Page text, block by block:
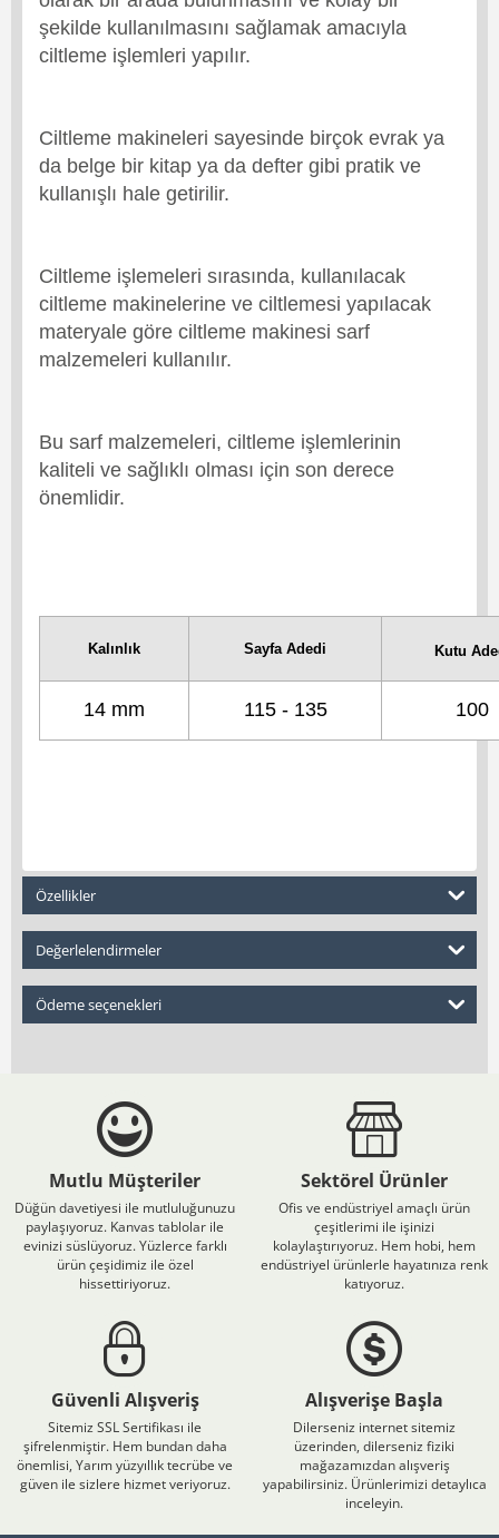
şekilde kullanılmasını sağlamak amacıyla
ciltleme işlemleri yapılır.
Ciltleme makineleri sayesinde birçok evrak ya
da belge bir kitap ya da defter gibi pratik ve
kullanışlı hale getirilir.
Ciltleme işlemeleri sırasında, kullanılacak
ciltleme makinelerine ve ciltlemesi yapılacak
materyale göre ciltleme makinesi sarf
malzemeleri kullanılır.
Bu sarf malzemeleri, ciltleme işlemlerinin
kaliteli ve sağlıklı olması için son derece
önemlidir.
Kalınlık Sayfa Adedi Kutu
14 mm 115 - 135 100
Özellikler
Değerlelendirmeler
Ödeme seçenekleri
Mutlu Müşteriler
Düğün davetiyesi ile mutluluğunuzu
paylaşıyoruz. Kanvas tablolar ile
evinizi süslüyoruz. Yüzlerce farklı
ürün çeşidimiz ile özel
hissettiriyoruz.
Sektörel Ürünler
Ofis ve endüstriyel amaçlı ürün
çeşitlerimi ile işinizi
kolaylaştırıyoruz. Hem hobi, hem
endüstriyel ürünlerle hayatınıza renk
katıyoruz.
Güvenli Alışveriş
Sitemiz SSL Sertifikası ile
şifrelenmiştir. Hem bundan daha
önemlisi, Yarım yüzyıllık tecrübe ve
güven ile sizlere hizmet veriyoruz.
Alışverişe Başla
Dilerseniz internet sitemiz
üzerinden, dilerseniz fiziki
mağazamızdan alışveriş
yapabilirsiniz. Ürünlerimizi detaylıca
inceleyin.